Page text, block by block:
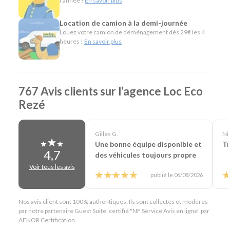
Minibus pour voyager en groupe.
Utilitaires de toutes capacités pour les
déménagements, les travaux ou le transport de
matériel.
Véhicules spécifiques, comme les camions
aux besoins des professionnels.
L'esprit Loc Eco
Depuis plus de 40 ans, Loc Eco propose une location de
véhicules simple, économique et accessible. À Rezé, cette
philosophie s'exprime à travers une offre particulièrement
complète, des services pratiques comme la livraison de
véhicule, le départ 24h/24 sur demande, la location en aller
simple ou encore notre service de prise en charge des
voyageurs à l'aéroport de Nantes. Notre objectif est de
vous proposer le véhicule adapté à chacun de vos projets,
qu'ils soient personnels ou professionnels.
Location de camion à la demi-journée
Louez votre camion de déménagement dès 29€ les 4
heures ! En savoir plus
767 Avis clients sur l’agence Loc Eco
Rezé
4,7
Voir tous les avis
Gilles G.
Une bonne équipe disponible et
des véhicules toujours propre
publié le 06/08/2026
Nos avis client sont 100% authentiques. Ils sont collectés et modérés
par notre partenaire Guest Suite, certifié "NF Service Avis en ligne" par
AFNOR Certification.